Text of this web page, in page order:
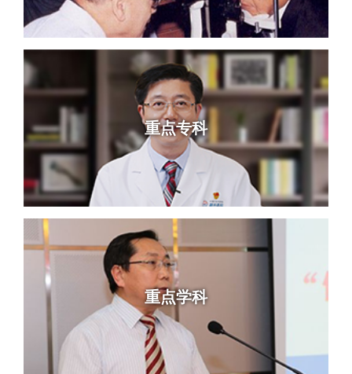
重点专科
重点学科